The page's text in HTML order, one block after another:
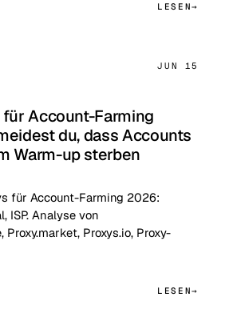
LESEN
JUN 15
für Account-Farming
du, dass Accounts
Warm-up sterben
für Account-Farming 2026:
ISP. Analyse von
Proxy.market, Proxys.io, Proxy-
LESEN